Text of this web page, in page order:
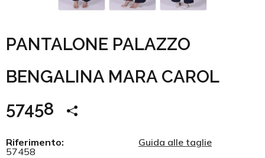
PANTALONE PALAZZO
BENGALINA MARA CAROL
57458
Riferimento:
57458
Guida alle taglie